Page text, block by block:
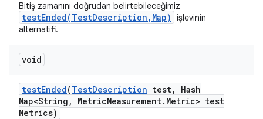
Bitiş zamanını doğrudan belirtebileceğimiz
testEnded(TestDescription,Map)
işlevinin
alternatifi.
void
testEnded(TestDescription test,
Hash
Map<String , MetricMeasurement. Metric> test
Metrics)